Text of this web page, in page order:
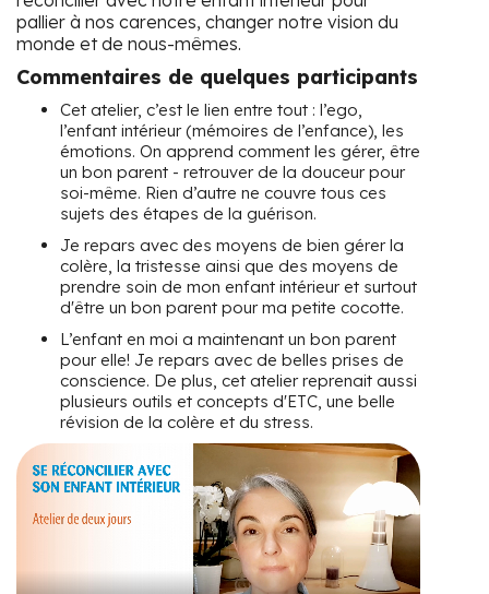
pallier à nos carences, changer notre vision du
monde et de nous-mêmes.
Commentaires de quelques participants
Cet atelier, c’est le lien entre tout : l’ego,
l’enfant intérieur (mémoires de l’enfance), les
émotions. On apprend comment les gérer, être
un bon parent - retrouver de la douceur pour
soi-même. Rien d’autre ne couvre tous ces
sujets des étapes de la guérison.
Je repars avec des moyens de bien gérer la
colère, la tristesse ainsi que des moyens de
prendre soin de mon enfant intérieur et surtout
d'être un bon parent pour ma petite cocotte.
L’enfant en moi a maintenant un bon parent
pour elle! Je repars avec de belles prises de
conscience. De plus, cet atelier reprenait aussi
plusieurs outils et concepts d'ETC, une belle
révision de la colère et du stress.